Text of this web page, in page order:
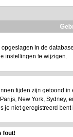
in de
instellingen te wijzigen.
tijden zijn getoond
New York,
je niet geregistreerd
fout!